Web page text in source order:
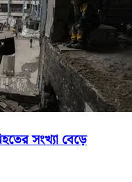
সংখ্যা বেড়ে